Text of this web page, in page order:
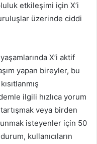
etkileşimi için X’i
üzerinde ciddi
X’i aktif
yapan bireyler, bu
ilgili hızlıca yorum
veya birden
isteyenler için 50
kullanıcıların